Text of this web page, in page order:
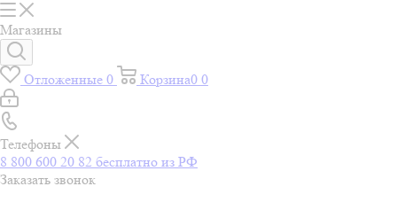
Магазины
Отложенные 0 Корзина0 0
Телефоны
8 800 600 20 82 бесплатно из РФ
Заказать звонок